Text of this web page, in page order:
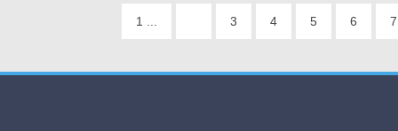
1 ... 3 4 5 6 7